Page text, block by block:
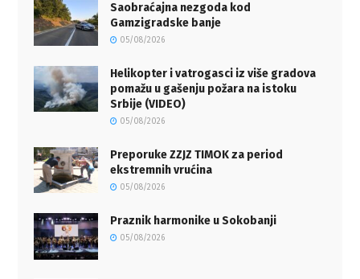
Saobraćajna nezgoda kod
Gamzigradske banje
05/08/2026
Helikopter i vatrogasci iz više gradova
pomažu u gašenju požara na istoku
Srbije (VIDEO)
05/08/2026
Preporuke ZZJZ TIMOK za period
ekstremnih vrućina
05/08/2026
Praznik harmonike u Sokobanji
05/08/2026